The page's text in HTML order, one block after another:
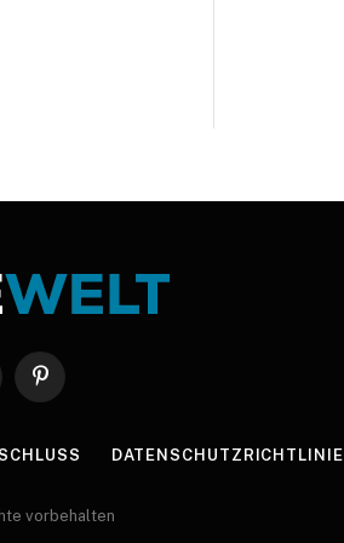
Pinterest
DATENSCHUTZRICHTLINIE
vorbehalten